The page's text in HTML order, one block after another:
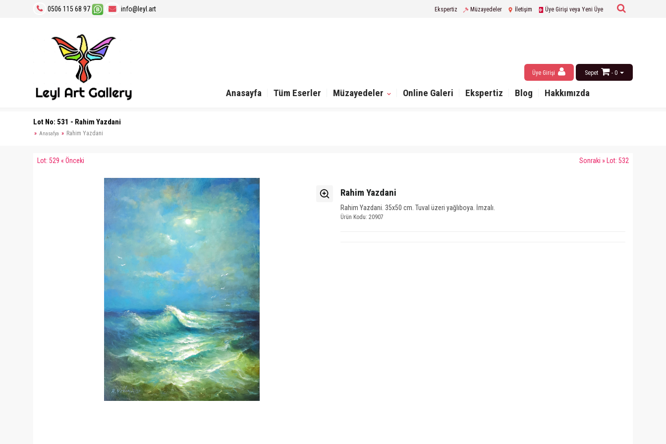
0506 115 68 97 info@leyl.art Ekspertiz Müzayedeler İletişim Üye Girişi veya Yeni Üye
Sepet - 0
Üye Girişi
Anasayfa Tüm Eserler Müzayedeler Online Galeri Ekspertiz Blog Hakkımızda
Lot No: 531 - Rahim Yazdani
Anasafya Rahim Yazdani
Lot: 529 « Önceki Sonraki » Lot: 532
Rahim Yazdani
Rahim Yazdani. 35x50 cm. Tuval üzeri yağlıboya. İmzalı.
Ürün Kodu: 20907